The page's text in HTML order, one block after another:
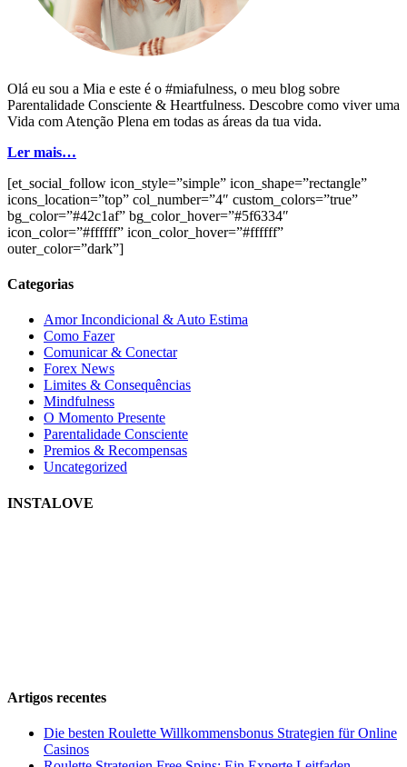
Olá eu sou a Mia e este é o #miafulness, o meu blog sobre
Parentalidade Consciente & Heartfulness. Descobre como viver uma
Vida com Atenção Plena em todas as áreas da tua vida.
Ler mais…
[et_social_follow icon_style=”simple” icon_shape=”rectangle”
icons_location=”top” col_number=”4″ custom_colors=”true”
bg_color=”#42c1af” bg_color_hover=”#5f6334″
icon_color=”#ffffff” icon_color_hover=”#ffffff”
outer_color=”dark”]
Categorias
Amor Incondicional & Auto Estima
Como Fazer
Comunicar & Conectar
Forex News
Limites & Consequências
Mindfulness
O Momento Presente
Parentalidade Consciente
Premios & Recompensas
Uncategorized
INSTALOVE
Artigos recentes
Die besten Roulette Willkommensbonus Strategien für Online
Casinos